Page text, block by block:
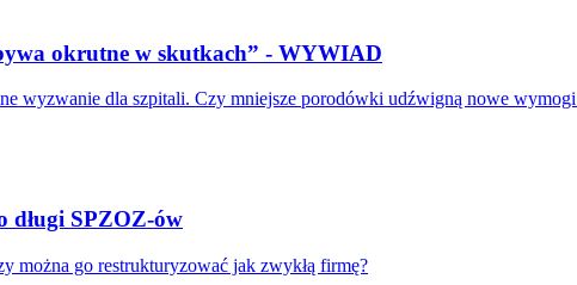
okrutne w skutkach” - WYWIAD
wyzwanie dla szpitali. Czy mniejsze porodówki udźwigną nowe
długi SPZOZ-ów
można go restrukturyzować jak zwykłą firmę?